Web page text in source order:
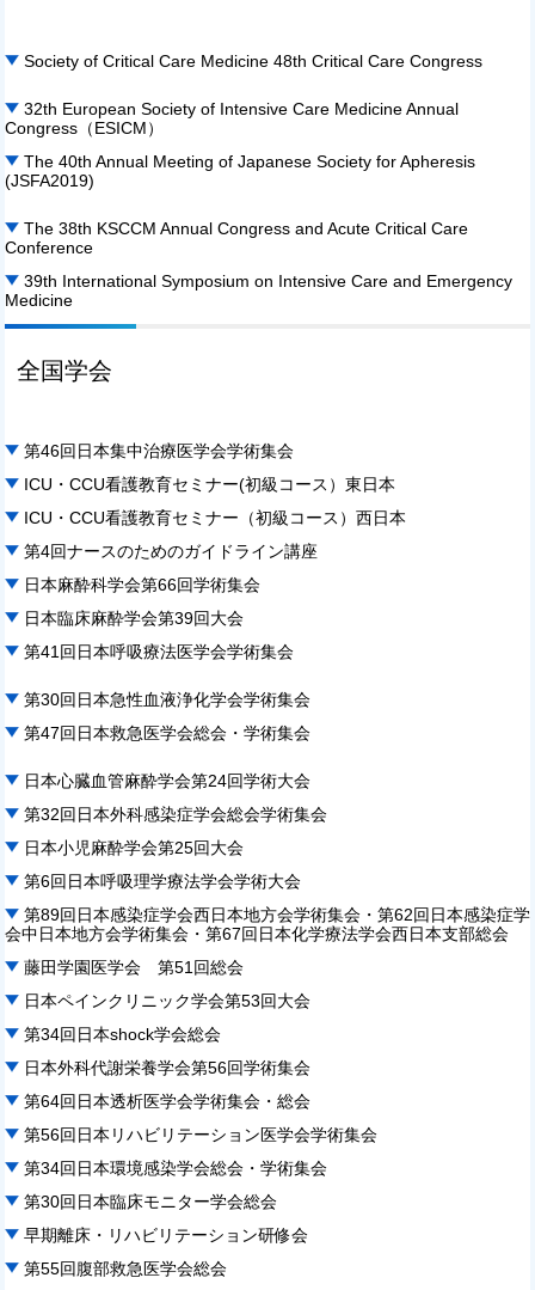
Society of Critical Care Medicine 48th Critical Care Congress
32th European Society of Intensive Care Medicine Annual
Congress（ESICM）
The 40th Annual Meeting of Japanese Society for Apheresis
(JSFA2019)
The 38th KSCCM Annual Congress and Acute Critical Care
Conference
39th International Symposium on Intensive Care and Emergency
Medicine
全国学会
第46回日本集中治療医学会学術集会
ICU・CCU看護教育セミナー(初級コース）東日本
ICU・CCU看護教育セミナー（初級コース）西日本
第4回ナースのためのガイドライン講座
日本麻酔科学会第66回学術集会
日本臨床麻酔学会第39回大会
第41回日本呼吸療法医学会学術集会
第30回日本急性血液浄化学会学術集会
第47回日本救急医学会総会・学術集会
日本心臓血管麻酔学会第24回学術大会
第32回日本外科感染症学会総会学術集会
日本小児麻酔学会第25回大会
第6回日本呼吸理学療法学会学術大会
第89回日本感染症学会西日本地方会学術集会・第62回日本感染症学
会中日本地方会学術集会・第67回日本化学療法学会西日本支部総会
藤田学園医学会 第51回総会
日本ペインクリニック学会第53回大会
第34回日本shock学会総会
日本外科代謝栄養学会第56回学術集会
第64回日本透析医学会学術集会・総会
第56回日本リハビリテーション医学会学術集会
第34回日本環境感染学会総会・学術集会
第30回日本臨床モニター学会総会
早期離床・リハビリテーション研修会
第55回腹部救急医学会総会